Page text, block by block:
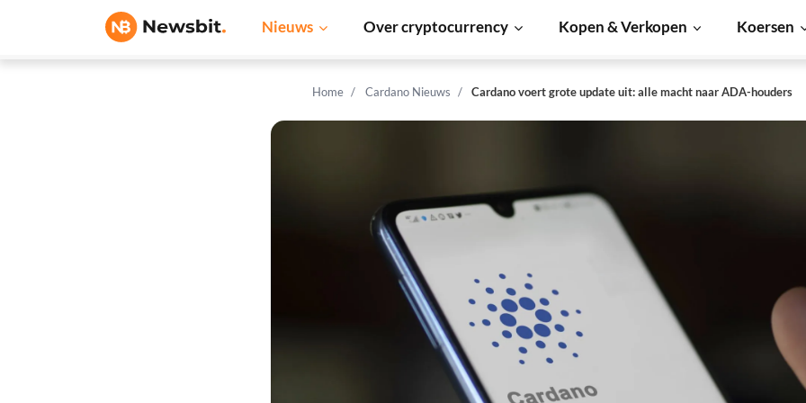
Nieuws Over cryptocurrency Kopen & Verkopen Koersen
Home Cardano Nieuws Cardano voert grote update uit: alle macht naar ADA-houders